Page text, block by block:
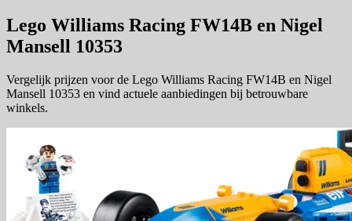
Lego Williams Racing FW14B en Nigel
Mansell 10353
Vergelijk prijzen voor de Lego Williams Racing FW14B en Nigel
Mansell 10353 en vind actuele aanbiedingen bij betrouwbare
winkels.